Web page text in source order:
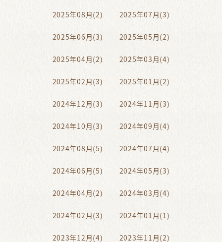
2025年08月(2) 2025年07月(3)
2025年06月(3) 2025年05月(2)
2025年04月(2) 2025年03月(4)
2025年02月(3) 2025年01月(2)
2024年12月(3) 2024年11月(3)
2024年10月(3) 2024年09月(4)
2024年08月(5) 2024年07月(4)
2024年06月(5) 2024年05月(3)
2024年04月(2) 2024年03月(4)
2024年02月(3) 2024年01月(1)
2023年12月(4) 2023年11月(2)